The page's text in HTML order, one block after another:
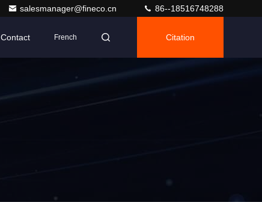
salesmanager@fineco.cn 86--18516748288
Contact French Citation